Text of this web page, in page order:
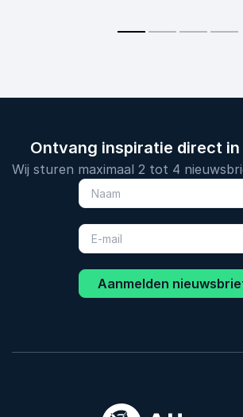
Ontvang inspiratie direct
Wij sturen maximaal 2 tot 4
Aanmelden